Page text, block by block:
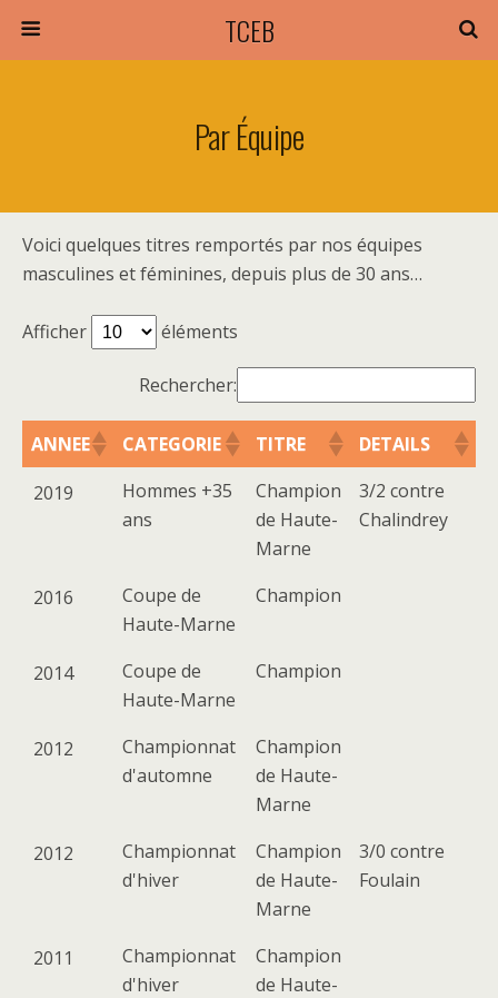
TCEB
Par Équipe
Voici quelques titres remportés par nos équipes
masculines et féminines, depuis plus de 30 ans…
Afficher éléments
Rechercher:
ANNEE CATEGORIE TITRE
DETAILS
2019
Hommes +35
ans
Champion
de Haute-
Marne
3/2 contre
Chalindrey
2016
Coupe de
Haute-Marne
Champion
2014
Coupe de
Haute-Marne
Champion
2012
Championnat
d'automne
Champion
de Haute-
Marne
2012
Championnat
d'hiver
Champion
de Haute-
Marne
3/0 contre
Foulain
2011
Championnat
d'hiver
Champion
de Haute-